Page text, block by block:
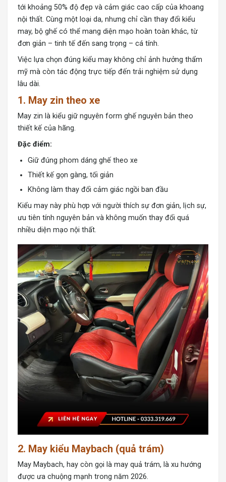
tới khoảng 50% độ đẹp và cảm giác cao cấp của khoang
nội thất. Cùng một loại da, nhưng chỉ cần thay đổi kiểu
may, bộ ghế có thể mang diện mạo hoàn toàn khác, từ
đơn giản – tinh tế đến sang trọng – cá tính.
Việc lựa chọn đúng kiểu may không chỉ ảnh hưởng thẩm
mỹ mà còn tác động trực tiếp đến trải nghiệm sử dụng
lâu dài.
1. May zin theo xe
May zin là kiểu giữ nguyên form ghế nguyên bản theo
thiết kế của hãng.
Đặc điểm:
Giữ đúng phom dáng ghế theo xe
Thiết kế gọn gàng, tối giản
Không làm thay đổi cảm giác ngồi ban đầu
Kiểu may này phù hợp với người thích sự đơn giản, lịch sự,
ưu tiên tính nguyên bản và không muốn thay đổi quá
nhiều diện mạo nội thất.
2. May kiểu Maybach (quả trám)
May Maybach, hay còn gọi là may quả trám, là xu hướng
được ưa chuộng mạnh trong năm 2026.